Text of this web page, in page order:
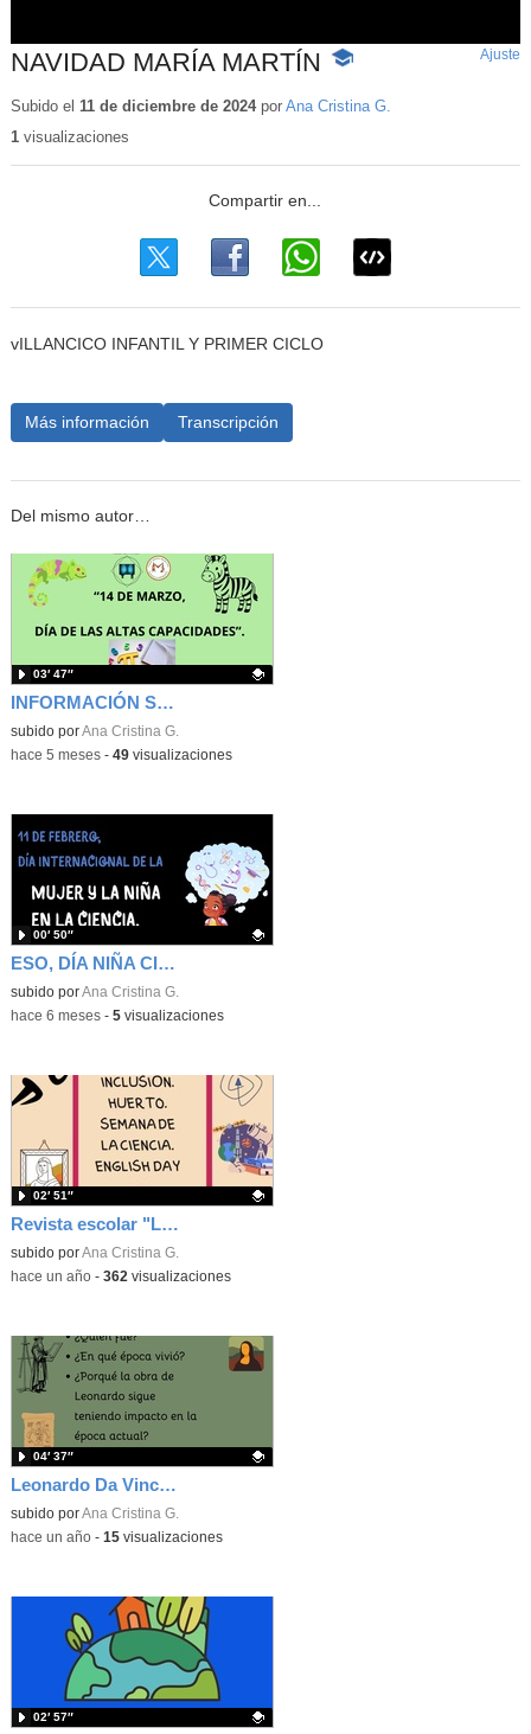
NAVIDAD MARÍA MARTÍN
-
educativo
Ajuste
Subido el 11 de diciembre de 2024por Ana Cristina G.
1visualizaciones
vILLANCICO INFANTIL Y PRIMER CICLO
Más información Transcripción
Del mismo autor…
INFORMACIÓN SOBRE EL 14 DE MARZO, DÍA DE LAS AACC
Contenido educativo.
subido porAna Cristina G.
03′ 47″
-hace 5 meses- 49visualizaciones
ESO, DÍA NIÑA CIENCIA
Contenido educativo.
subido porAna Cristina G.
00′ 50″
-hace 6 meses- 5visualizaciones
Revista escolar "La voz del María Martín".
Contenido educativo.
subido porAna Cristina G.
02′ 51″
-hace un año- 362 visualizaciones
Leonardo Da Vinci. Un visionario adelantado a su época.
Contenido educativo.
subido porAna Cristina G.
04′ 37″
-hace un año- 15visualizaciones
02′ 57″